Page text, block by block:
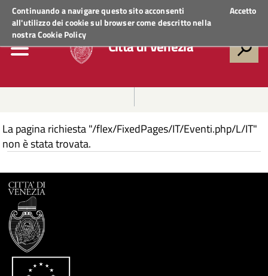
Continuando a navigare questo sito acconsenti
all'utilizzo dei cookie sul browser come descritto nella
nostraCookie Policy
Accetto
Regione VenetoACCEDI AI SERVIZI
Città di Venezia
La pagina richiesta "/flex/FixedPages/IT/Eventi.php/L/IT"
non è stata trovata.